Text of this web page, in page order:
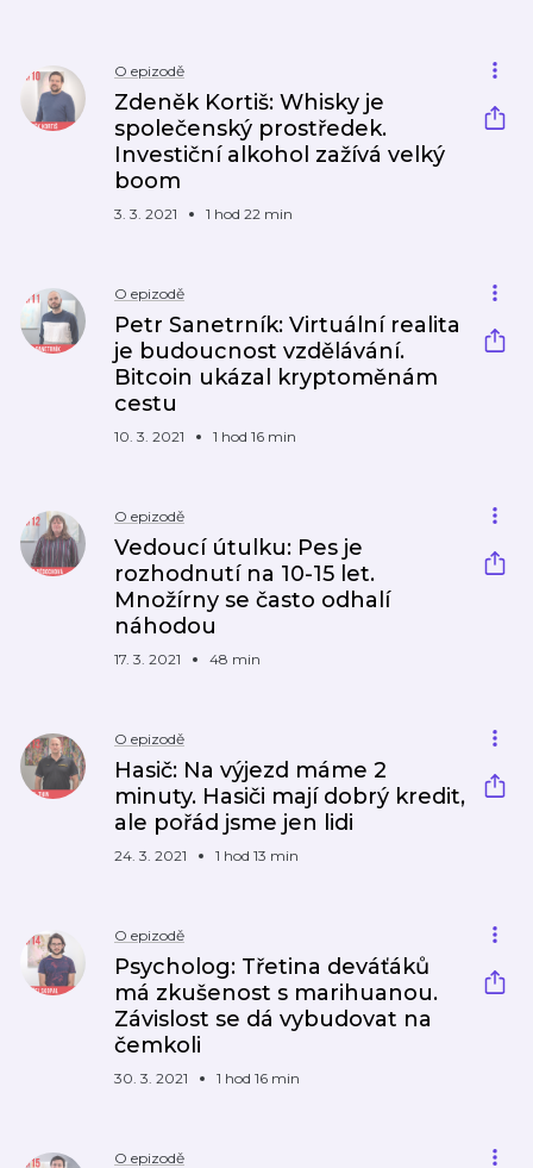
O epizodě
Zdeněk Kortiš: Whisky je
společenský prostředek.
Investiční alkohol zažívá velký
boom
3. 3. 2021 1 hod 22 min
O epizodě
Petr Sanetrník: Virtuální realita
je budoucnost vzdělávání.
Bitcoin ukázal kryptoměnám
cestu
10. 3. 2021 1 hod 16 min
O epizodě
Vedoucí útulku: Pes je
rozhodnutí na 10-15 let.
Množírny se často odhalí
náhodou
17. 3. 2021 48 min
O epizodě
Hasič: Na výjezd máme 2
minuty. Hasiči mají dobrý kredit,
ale pořád jsme jen lidi
24. 3. 2021 1 hod 13 min
O epizodě
Psycholog: Třetina deváťáků
má zkušenost s marihuanou.
Závislost se dá vybudovat na
čemkoli
30. 3. 2021 1 hod 16 min
O epizodě